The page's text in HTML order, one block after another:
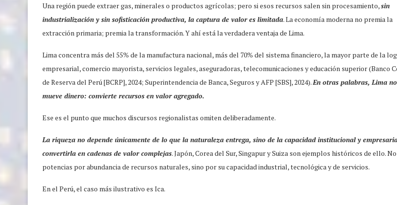
Una región puede extraer gas, minerales o productos agrícolas; pero si esos recursos salen sin procesamiento,sin
industrialización y sin sofisticación productiva, la captura de valor es limitada. La economía moderna no premia la
extracción primaria; premia la transformación. Y ahí está la verdadera ventaja de Lima.
Lima concentra más del 55% de la manufactura nacional, más del 70% del sistema financiero, la mayor parte de la
empresarial, comercio mayorista, servicios legales, aseguradoras, telecomunicaciones y educación superior (Banco
de Reserva del Perú [BCRP], 2024; Superintendencia de Banca, Seguros y AFP [SBS], 2024). En otras palabras, Lima
mueve dinero: convierte recursos en valor agregado.
Ese es el punto que muchos discursos regionalistas omiten deliberadamente.
La riqueza no depende únicamente de lo que la naturaleza entrega, sino de la capacidad institucional y
convertirla en cadenas de valor complejas. Japón, Corea del Sur, Singapur y Suiza son ejemplos históricos de ello.
potencias por abundancia de recursos naturales, sino por su capacidad industrial, tecnológica y de servicios.
En el Perú, el caso más ilustrativo es Ica.